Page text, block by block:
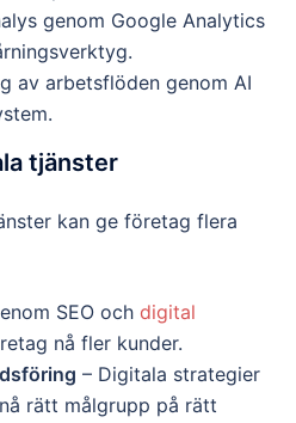
genom Google Analytics
av arbetsflöden genom AI
tjänster
kan ge företag flera
SEO och digital
nå fler kunder.
– Digitala strategier
rätt målgrupp på rätt